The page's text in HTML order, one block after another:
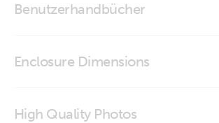
Benutzerhandbücher
Enclosure Dimensions
High Quality Photos